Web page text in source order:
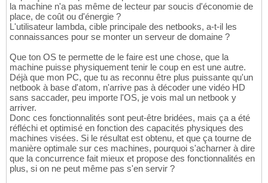
la machine n'a pas même de lecteur par soucis d'économie de
place, de coût ou d'énergie ?
L'utilisateur lambda, cible principale des netbooks, a-t-il les
connaissances pour se monter un serveur de domaine ?
Que ton OS te permette de le faire est une chose, que la
machine puisse physiquement tenir le coup en est une autre.
Déjà que mon PC, que tu as reconnu être plus puissante qu'un
netbook à base d'atom, n'arrive pas à décoder une vidéo HD
sans saccader, peu importe l'OS, je vois mal un netbook y
arriver.
Donc ces fonctionnalités sont peut-être bridées, mais ça a été
réfléchi et optimisé en fonction des capacités physiques des
machines visées. Si le résultat est obtenu, et que ça tourne de
manière optimale sur ces machines, pourquoi s'acharner à dire
que la concurrence fait mieux et propose des fonctionnalités en
plus, si on ne peut même pas s'en servir ?